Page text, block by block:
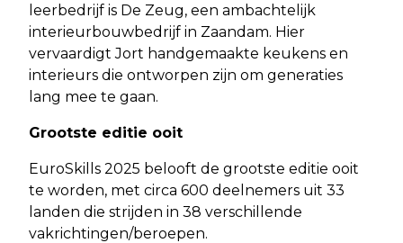
leerbedrijf is De Zeug, een ambachtelijk
interieurbouwbedrijf in Zaandam. Hier
vervaardigt Jort handgemaakte keukens en
interieurs die ontworpen zijn om generaties
lang mee te gaan.
Grootste editie ooit
EuroSkills 2025 belooft de grootste editie ooit
te worden, met circa 600 deelnemers uit 33
landen die strijden in 38 verschillende
vakrichtingen/beroepen.